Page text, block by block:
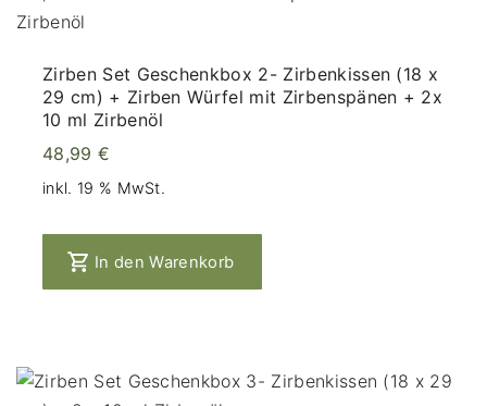
Zirben Set Geschenkbox 2- Zirbenkissen (18 x
29 cm) + Zirben Würfel mit Zirbenspänen + 2x
10 ml Zirbenöl
48,99 €
inkl. 19 % MwSt.
In den Warenkorb